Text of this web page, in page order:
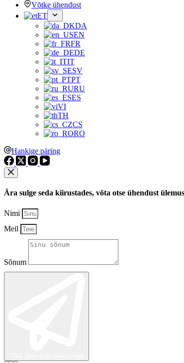
Võtke ühendust
ET
DA
EN
FR
DE
IT
SV
PT
RU
ES
VI
TH
CS
RO
Hankige päring
Ära sulge seda kiirustades, võta otse ühendust
Nimi
Meil
Sõnum